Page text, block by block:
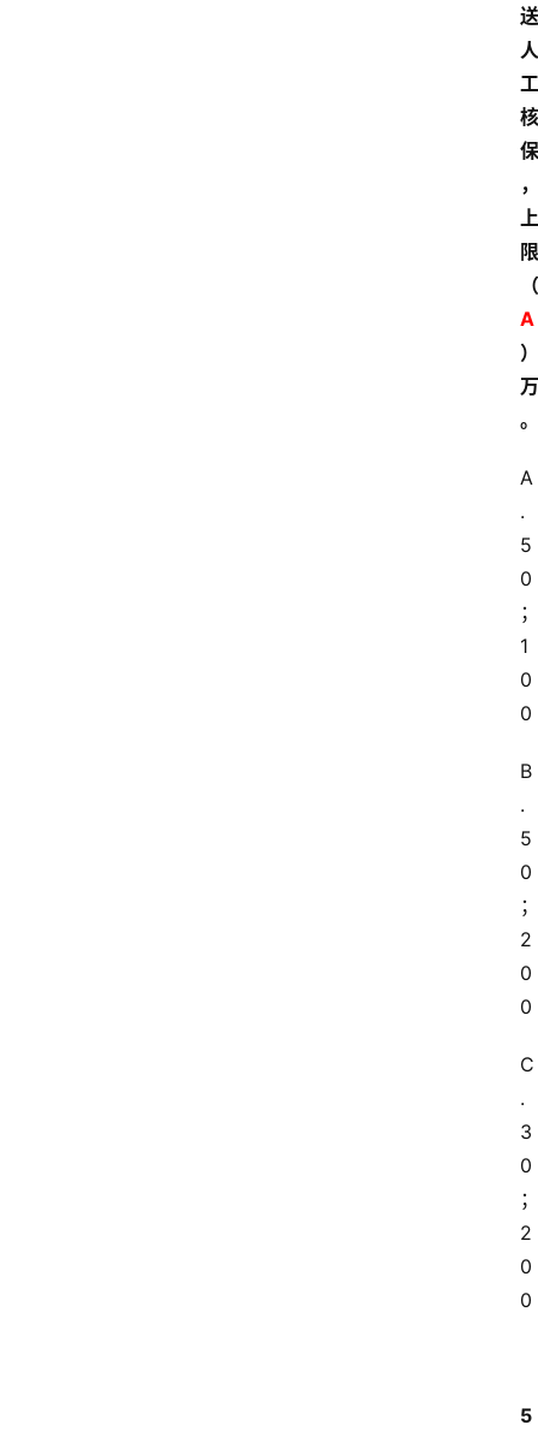
送
人
工
核
保
，
上
限
（
A
）
万
。
A
.
5
0
；
1
0
0
B
.
5
0
；
2
0
0
C
.
3
0
；
2
0
0
5